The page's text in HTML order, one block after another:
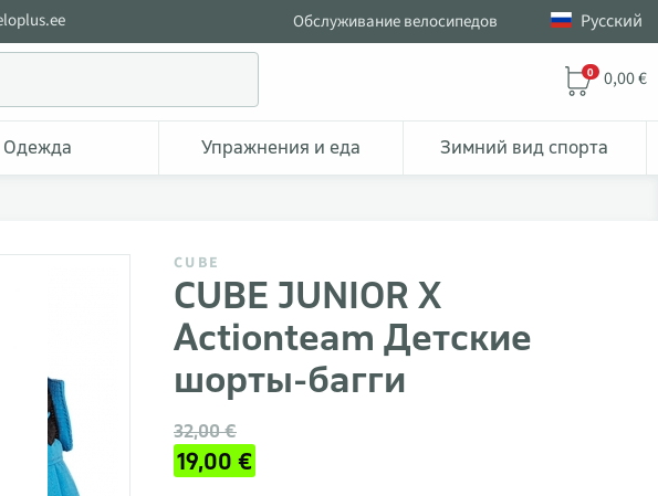
Обслуживание велосипедов Pусский
0 0,00 €
Одежда Упражнения и еда Зимний вид спорта
CUBE
CUBE JUNIOR X
Actionteam Детские
шорты-багги
32,00 €
19,00 €